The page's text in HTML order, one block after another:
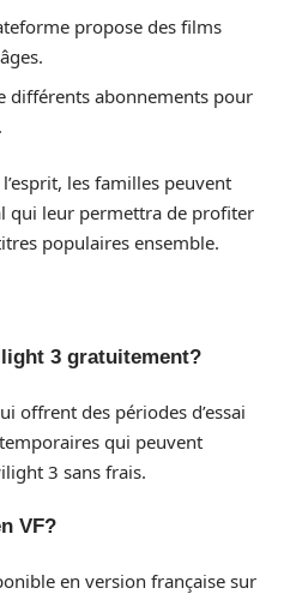
propose des films
différents abonnements pour
les familles peuvent
qui leur permettra de profiter
populaires ensemble.
3 gratuitement?
offrent des périodes d’essai
qui peuvent
3 sans frais.
VF?
en version française sur